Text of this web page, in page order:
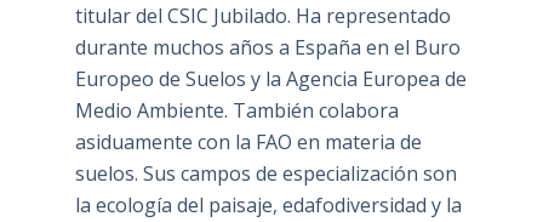
titular del CSIC Jubilado. Ha representado
durante muchos años a España en el Buro
Europeo de Suelos y la Agencia Europea de
Medio Ambiente. También colabora
asiduamente con la FAO en materia de
suelos. Sus campos de especialización son
la ecología del paisaje, edafodiversidad y la